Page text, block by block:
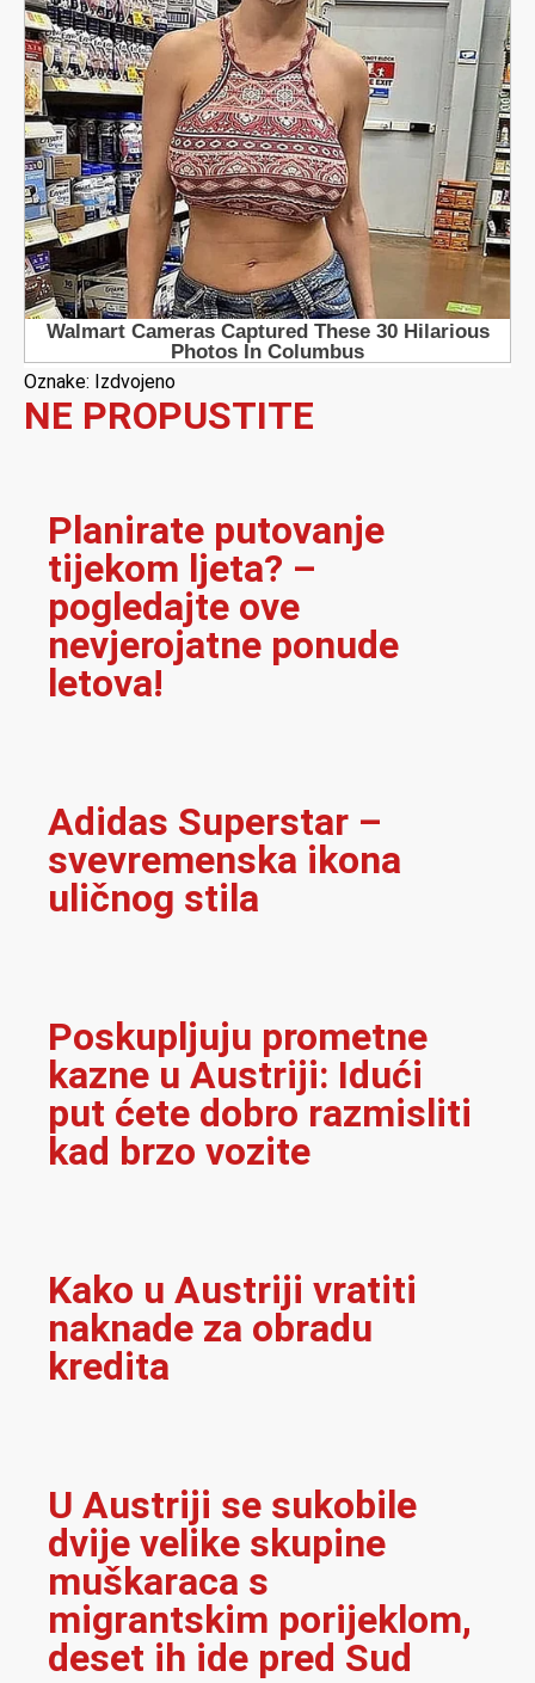
Oznake: Izdvojeno
NE PROPUSTITE
Planirate putovanje
tijekom ljeta? –
pogledajte ove
nevjerojatne ponude
letova!
Adidas Superstar –
svevremenska ikona
uličnog stila
Poskupljuju prometne
kazne u Austriji: Idući
put ćete dobro razmisliti
kad brzo vozite
Kako u Austriji vratiti
naknade za obradu
kredita
U Austriji se sukobile
dvije velike skupine
muškaraca s
migrantskim porijeklom,
deset ih ide pred Sud